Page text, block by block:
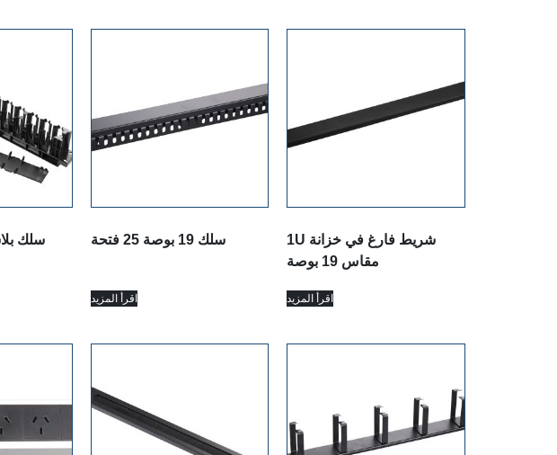
سلك 19 بوصة 25 فتحة
اقرأ المزيد
1U شريط فارغ في خزانة
اقرأ المزيد